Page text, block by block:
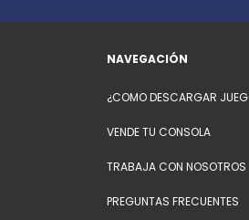
NAVEGACIÓN
¿COMO DESCARGAR
VENDE TU CONSOLA
TRABAJA CON NOSOTROS
PREGUNTAS FRECUENTES